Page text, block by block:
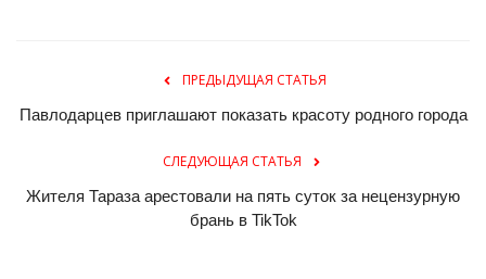
ПРЕДЫДУЩАЯ СТАТЬЯ
Павлодарцев приглашают показать красоту родного города
СЛЕДУЮЩАЯ СТАТЬЯ
Жителя Тараза арестовали на пять суток за нецензурную
брань в TikTok